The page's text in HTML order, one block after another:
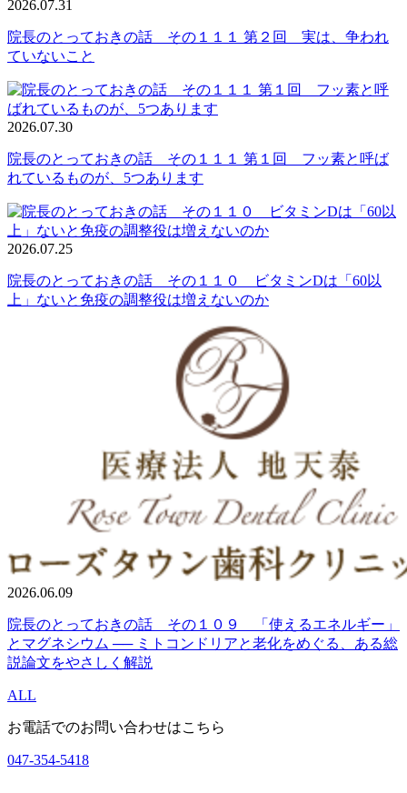
2026.07.31
院長のとっておきの話 その１１１ 第２回 実は、争われ
ていないこと
2026.07.30
院長のとっておきの話 その１１１ 第１回 フッ素と呼ば
れているものが、5つあります
2026.07.25
院長のとっておきの話 その１１０ ビタミンDは「60以
上」ないと免疫の調整役は増えないのか
2026.06.09
院長のとっておきの話 その１０９ 「使えるエネルギー」
とマグネシウム ── ミトコンドリアと老化をめぐる、ある総
説論文をやさしく解説
ALL
お電話でのお問い合わせはこちら
047-354-5418